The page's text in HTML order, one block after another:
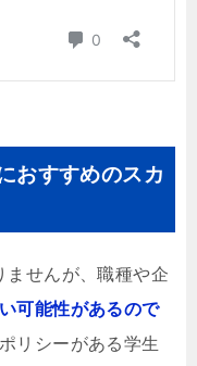
おすすめのスカ
ませんが、職種や企
可能性があるので
リシーがある学生